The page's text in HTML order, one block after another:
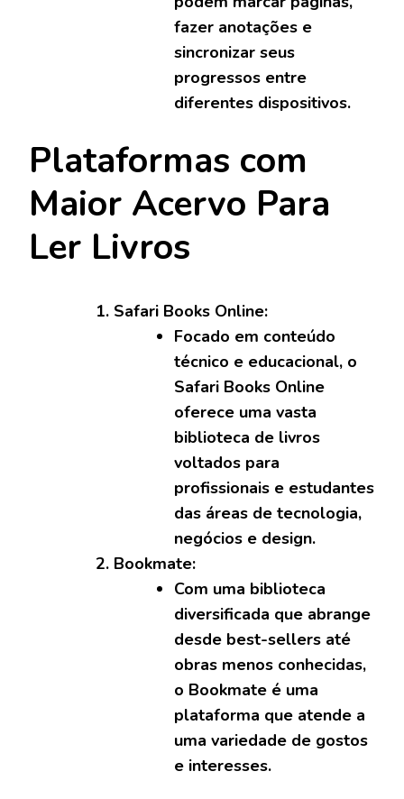
fazer anotações e
sincronizar seus
progressos entre
diferentes dispositivos.
Plataformas com
Maior Acervo Para
Ler Livros
Safari Books Online:
Focado em conteúdo
técnico e educacional, o
Safari Books Online
oferece uma vasta
biblioteca de livros
voltados para
profissionais e estudantes
das áreas de tecnologia,
negócios e design.
Bookmate:
Com uma biblioteca
diversificada que abrange
desde best-sellers até
obras menos conhecidas,
o Bookmate é uma
plataforma que atende a
uma variedade de gostos
e interesses.